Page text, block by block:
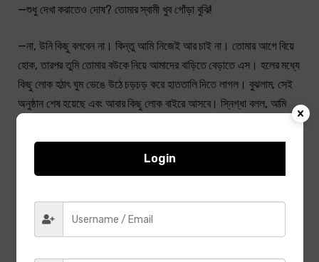
—শুধু দেখা করাতেও দোষ? তোমার স্বামী খুব গোঁড়া বুঝি!
—না, উনি কিছু বলবেন না। কিন্তু আমি নিজেই আর চাই না। তোমার আগে বিয়ে
হোক, তারপর তুমি তোমার বউকে নিয়ে আমাদের বাড়িতে বেড়াতে এস। হলের মধ্যে
কিছু লোক হঠাৎ ঘুম ভেঙে উঠে চড়চড় করে হাততালি দিতে লাগল। বুঝলাম, সেই
অনুষ্ঠান শেষ হয়েছে এবং আবার কিছু লোক বাইরে আসবে। স্নিগ্ধা বলল, আমি
—স্নিগ্ধা, সত্যিই আর দেখা হবে না?
কিন্তু আমি তখনই জানতাম, আবার দেখা হবে। স্নিগ্ধাকে আমার বিষম দরকার।
Login